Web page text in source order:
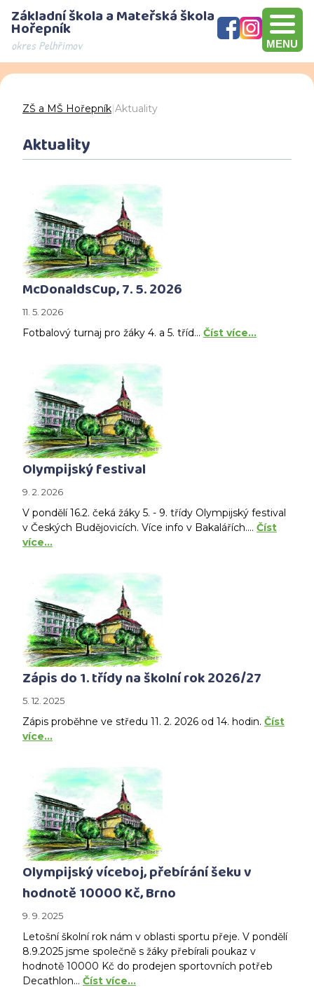
Základní škola a Mateřská škola
Hořepník
okres Pelhřimov MENU
ZŠ a MŠ Hořepník|Aktuality
Aktuality
McDonaldsCup, 7. 5. 2026
11. 5. 2026
Fotbalový turnaj pro žáky 4. a 5. tříd... Číst více…
Olympijský festival
9. 2. 2026
V pondělí 16.2. čeká žáky 5. - 9. třídy Olympijský festival
v Českých Budějovicích. Více info v Bakalářích.... Číst
více…
Zápis do 1. třídy na školní rok 2026/27
5. 12. 2025
Zápis proběhne ve středu 11. 2. 2026 od 14. hodin. Číst
více…
Olympijský víceboj, přebírání šeku v
hodnotě 10000 Kč, Brno
9. 9. 2025
Letošní školní rok nám v oblasti sportu přeje. V pondělí
8.9.2025 jsme společně s žáky přebírali poukaz v
hodnotě 10000 Kč do prodejen sportovních potřeb
Decathlon... Číst více…